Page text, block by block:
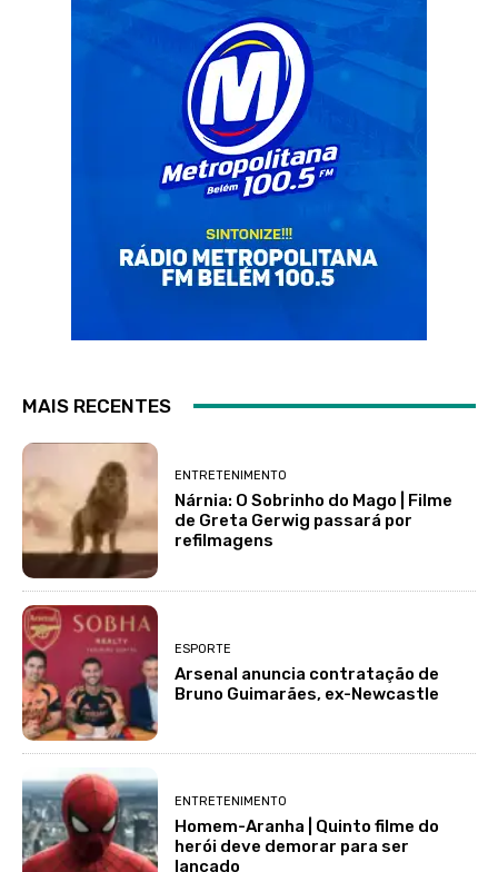
MAIS RECENTES
ENTRETENIMENTO
Nárnia: O Sobrinho do Mago | Filme
de Greta Gerwig passará por
refilmagens
ESPORTE
Arsenal anuncia contratação de
Bruno Guimarães, ex-Newcastle
ENTRETENIMENTO
Homem-Aranha | Quinto filme do
herói deve demorar para ser
lançado